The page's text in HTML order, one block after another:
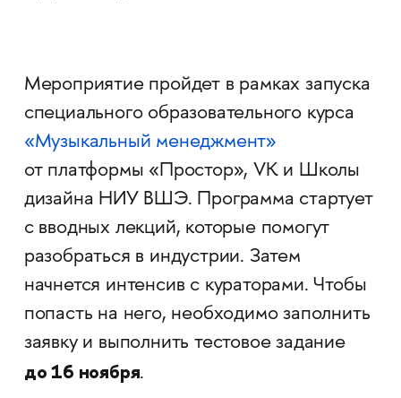
Мероприятие пройдет в рамках запуска
специального образовательного курса
«Музыкальный менеджмент»
от платформы «Простор», VK и Школы
дизайна НИУ ВШЭ. Программа стартует
с вводных лекций, которые помогут
разобраться в индустрии. Затем
начнется интенсив с кураторами. Чтобы
попасть на него, необходимо заполнить
заявку и выполнить тестовое задание
до 16 ноября.